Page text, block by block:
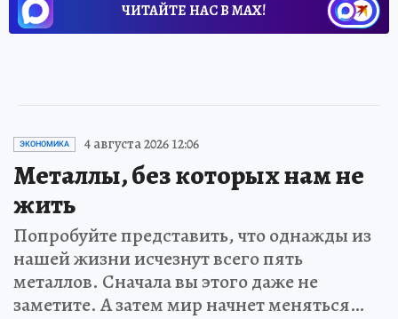
ЧИТАЙТЕ НАС В МАХ!
ЭКОНОМИКА 4 августа 2026 12:06
Металлы, без которых нам не
жить
Попробуйте представить, что однажды из
нашей жизни исчезнут всего пять
металлов. Сначала вы этого даже не
заметите. А затем мир начнет меняться…